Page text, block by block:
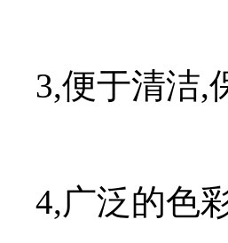
3,便于清洁,
4,广泛的色